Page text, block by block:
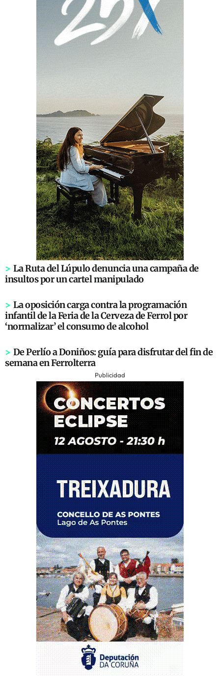
> La Ruta del Lúpulo denuncia una campaña de
insultos por un cartel manipulado
> La oposición carga contra la programación
infantil de la Feria de la Cerveza de Ferrol por
‘normalizar’ el consumo de alcohol
> De Perlío a Doniños: guía para disfrutar del fin de
semana en Ferrolterra
Publicidad